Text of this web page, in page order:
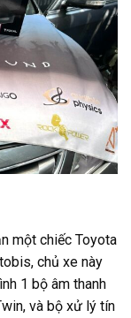
một chiếc Toyota
chủ xe này
1 bộ âm thanh
và bộ xử lý tín